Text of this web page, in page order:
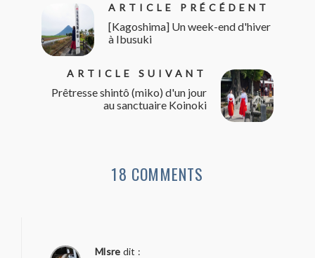
ARTICLE PRÉCÉDENT
[Kagoshima] Un week-end d'hiver
à Ibusuki
ARTICLE SUIVANT
Prêtresse shintô (miko) d'un jour
au sanctuaire Koinoki
18 COMMENTS
Mlsre dit :